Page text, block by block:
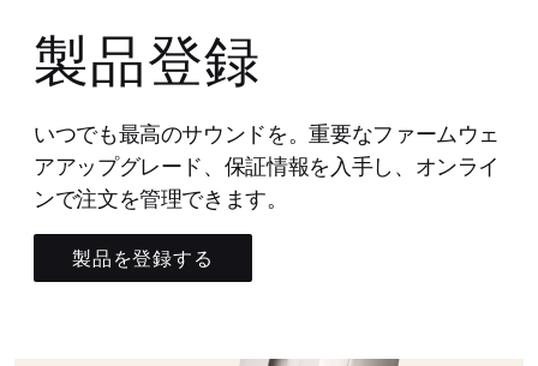
製品登録
いつでも最高のサウンドを。重要なファームウェ
アアップグレード、保証情報を入手し、オンライ
ンで注文を管理できます。
製品を登録する